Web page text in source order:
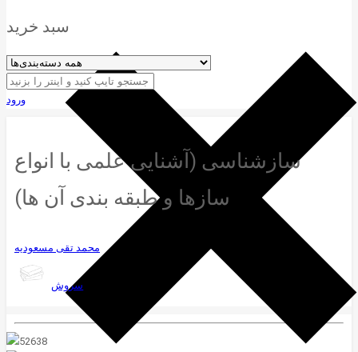
سبد خرید
ورود
سازشناسی (آشنایی علمی با انواع
سازها و طبقه بندی آن ها)
محمد تقی مسعودیه
سروش